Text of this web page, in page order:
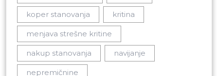
koper stanovanja kritina
menjava strešne kritine
nakup stanovanja navijanje
nepremičnine